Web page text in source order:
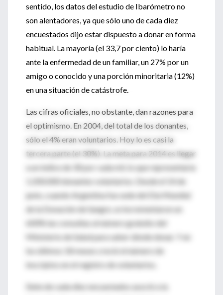
sentido, los datos del estudio de Ibarómetro no
son alentadores, ya que sólo uno de cada diez
encuestados dijo estar dispuesto a donar en forma
habitual. La mayoría (el 33,7 por ciento) lo haría
ante la enfermedad de un familiar, un 27% por un
amigo o conocido y una porción minoritaria (12%)
en una situación de catástrofe.
Las cifras oficiales, no obstante, dan razones para
el optimismo. En 2004, del total de los donantes,
sólo el 4% eran voluntarios. Hoy lo es casi la
tercera parte (el 30%). La meta para 2014 es llegar
a un índice de 30 por cada mil, lo que representaría
1.200.000 donantes voluntarios. Desde el 14 de
junio, cuando Argentina fue sede del Día Mundial
de la Donación de Sangre, se incrementaron un
600% las consultas al número gratuito del
Ministerio de Salud para saber dónde donar. Y en
los últimos 18 meses creció el número de
inscriptos en el registro de voluntarios.
Siete de cada diez encuestados asoció a la